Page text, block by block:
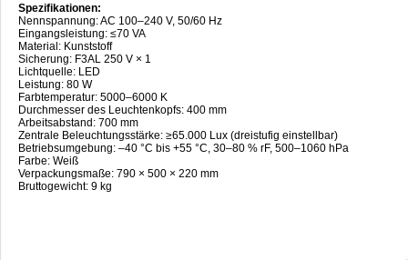
Spezifikationen:
Nennspannung: AC 100–240 V, 50/60 Hz
Eingangsleistung: ≤70 VA
Material: Kunststoff
Sicherung: F3AL 250 V × 1
Lichtquelle: LED
Leistung: 80 W
Farbtemperatur: 5000–6000 K
Durchmesser des Leuchtenkopfs: 400 mm
Arbeitsabstand: 700 mm
Zentrale Beleuchtungsstärke: ≥65.000 Lux (dreistufig einstellbar)
Betriebsumgebung: –40 °C bis +55 °C, 30–80 % rF, 500–1060 hPa
Farbe: Weiß
Verpackungsmaße: 790 × 500 × 220 mm
Bruttogewicht: 9 kg